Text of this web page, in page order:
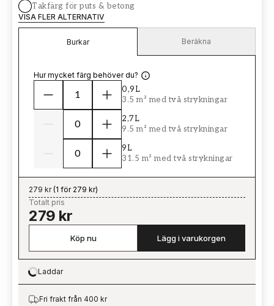
Takfärg för puts & betong
VISA FLER ALTERNATIV
Burkar Beräkna
Hur mycket färg behöver du?
0,9L
3.5 m² med två strykningar
2,7L
9.5 m² med två strykningar
9L
31.5 m² med två strykningar
279 kr(1 för 279 kr)
Totalt pris
279 kr
Köp nu Lägg i varukorgen
Loading…
Laddar
Fri frakt från 400 kr